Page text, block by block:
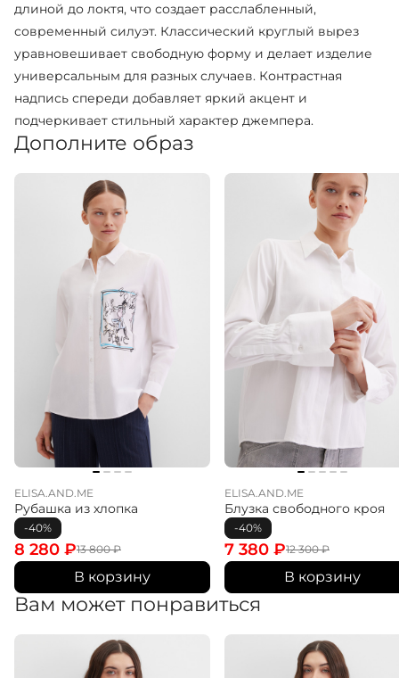
длиной до локтя, что создает расслабленный,
современный силуэт. Классический круглый вырез
уравновешивает свободную форму и делает изделие
универсальным для разных случаев. Контрастная
надпись спереди добавляет яркий акцент и
подчеркивает стильный характер джемпера.
Дополните образ
ELISA.AND.ME
Рубашка из хлопка
-40%
13 800₽
8 280 ₽
В корзину
ELISA.AND.ME
Блузка свободного кроя
-40%
12 300₽
7 380 ₽
В корзину
Вам может понравиться